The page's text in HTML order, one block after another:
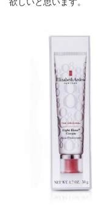
欲しいと思います。